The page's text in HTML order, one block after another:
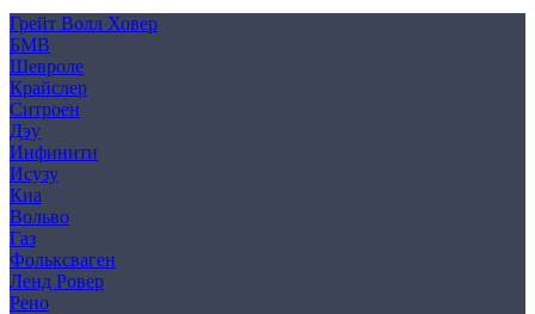
Грейт Волл Ховер
БМВ
Шевроле
Крайслер
Ситроен
Дэу
Инфинити
Исузу
Киа
Вольво
Газ
Фольксваген
Ленд Ровер
Рено